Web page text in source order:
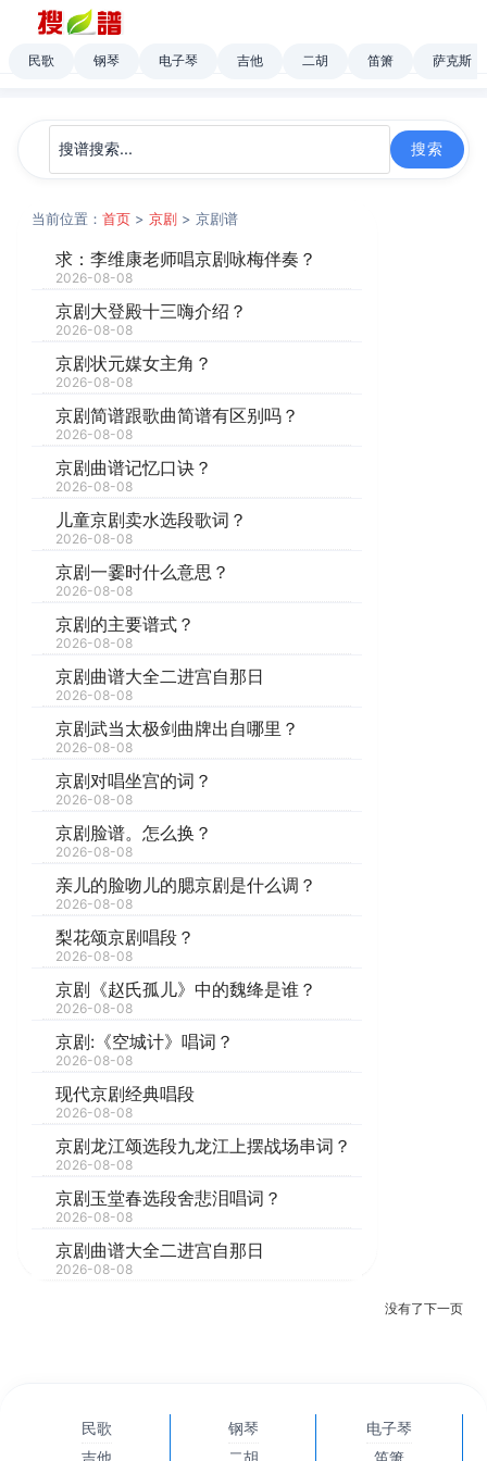
民歌 钢琴 电子琴 吉他 二胡 笛箫 萨克斯
当前位置：首页 >京剧 > 京剧谱
求：李维康老师唱京剧咏梅伴奏？
2026-08-08
京剧大登殿十三嗨介绍？
2026-08-08
京剧状元媒女主角？
2026-08-08
京剧简谱跟歌曲简谱有区别吗？
2026-08-08
京剧曲谱记忆口诀？
2026-08-08
儿童京剧卖水选段歌词？
2026-08-08
京剧一霎时什么意思？
2026-08-08
京剧的主要谱式？
2026-08-08
京剧曲谱大全二进宫自那日
2026-08-08
京剧武当太极剑曲牌出自哪里？
2026-08-08
京剧对唱坐宫的词？
2026-08-08
京剧脸谱。怎么换？
2026-08-08
亲儿的脸吻儿的腮京剧是什么调？
2026-08-08
梨花颂京剧唱段？
2026-08-08
京剧《赵氏孤儿》中的魏绛是谁？
2026-08-08
京剧:《空城计》唱词？
2026-08-08
现代京剧经典唱段
2026-08-08
京剧龙江颂选段九龙江上摆战场串词？
2026-08-08
京剧玉堂春选段舍悲泪唱词？
2026-08-08
京剧曲谱大全二进宫自那日
2026-08-08
没有了下一页
民歌 钢琴
电子琴
吉他
二胡 笛箫